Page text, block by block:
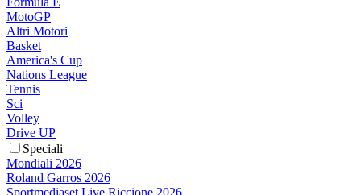
MotoGP
Altri Motori
Basket
America's Cup
Nations League
Tennis
Sci
Volley
Drive UP
Speciali
Mondiali 2026
Roland Garros 2026
Sportmediaset Live Riccione 2026